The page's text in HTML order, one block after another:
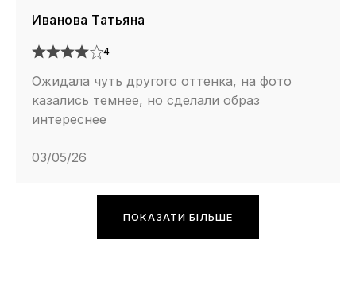
Иванова Татьяна
4
Ожидала чуть другого оттенка, на фото
казались темнее, но сделали образ
интереснее
03/05/26
ПОКАЗАТИ БІЛЬШЕ